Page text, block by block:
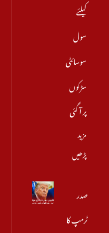
کیلئے
سول
سوسائٹی
سڑکوں
پر آ گئی
مزید
پڑھیں
صدر
ٹرمپ کا